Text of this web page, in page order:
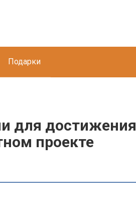
Подарки
для достижения
проекте